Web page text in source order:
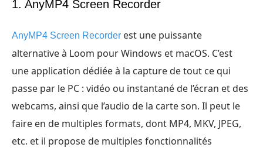
1. AnyMP4 Screen Recorder
AnyMP4 Screen Recorder est une puissante
alternative à Loom pour Windows et macOS. C’est
une application dédiée à la capture de tout ce qui
passe par le PC : vidéo ou instantané de l’écran et des
webcams, ainsi que l’audio de la carte son. Il peut le
faire en de multiples formats, dont MP4, MKV, JPEG,
etc. et il propose de multiples fonctionnalités